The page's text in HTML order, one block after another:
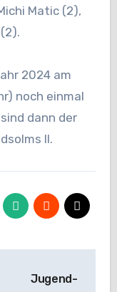
Matic (2),
2024 am
noch einmal
dann der
II.
Jugend-